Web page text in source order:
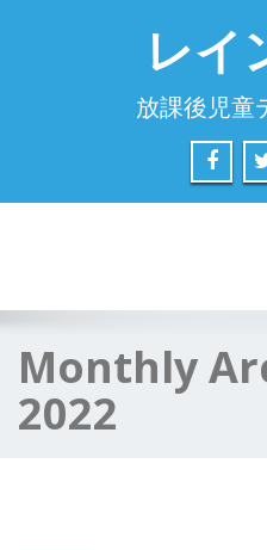
レイ
放課後児童
Monthly
2022